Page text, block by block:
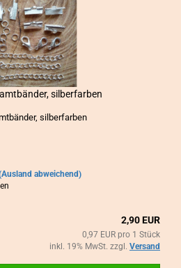
sil­ber­far­ben
sil­ber­far­ben
abweichend)
2,90 EUR
0,97 EUR pro 1 Stück
inkl. 19% MwSt. zzgl. Versand